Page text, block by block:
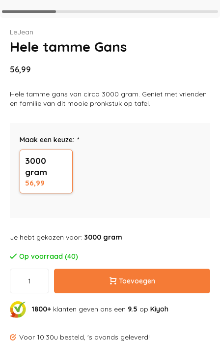
LeJean
Hele tamme Gans
56,99
Hele tamme gans van circa 3000 gram. Geniet met vrienden
en familie van dit mooie pronkstuk op tafel.
Maak een keuze: *
3000
gram
56,99
Je hebt gekozen voor: 3000 gram
Op voorraad (40)
Toevoegen
1800+ klanten geven ons een 9.5 op Kiyoh
Voor 10:30u besteld, 's avonds geleverd!